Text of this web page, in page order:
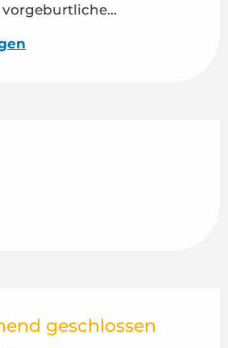
geschlossen